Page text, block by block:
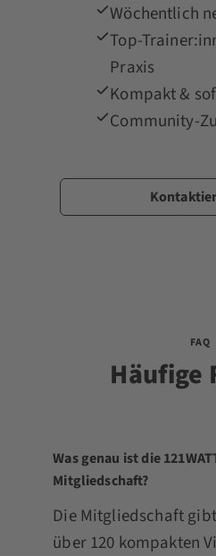
Wöchentlich
Top-
Praxis
Kompakt &
Community-
FAQ
Häufige
Was genau ist die
Mitgliedschaft?
Die Mitgliedschaft
über 120 kompakten